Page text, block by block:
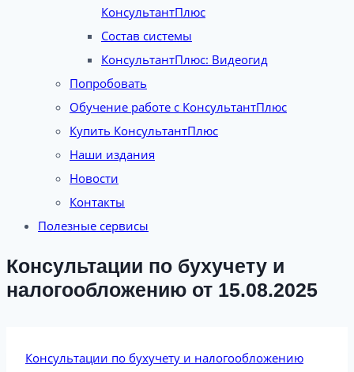
КонсультантПлюс
Состав системы
КонсультантПлюс: Видеогид
Попробовать
Обучение работе с КонсультантПлюс
Купить КонсультантПлюс
Наши издания
Новости
Контакты
Полезные сервисы
Консультации по бухучету и
налогообложению от 15.08.2025
Консультации по бухучету и налогообложению